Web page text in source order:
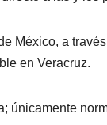
México, a
en Veracruz.
únicamente